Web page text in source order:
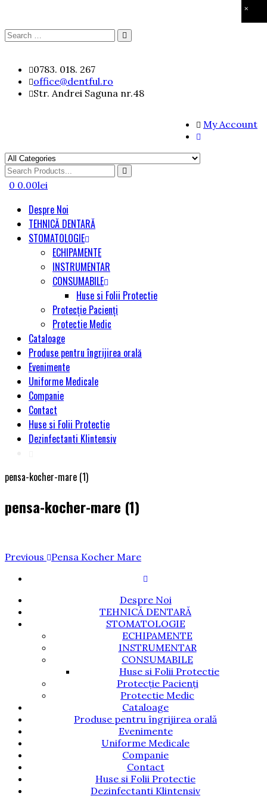
×
Search
content
0783. 018. 267
office@dentful.ro
Str. Andrei Saguna nr.48
My Account
Search
for
0 0.00lei
Despre Noi
TEHNICĂ DENTARĂ
STOMATOLOGIE
ECHIPAMENTE
INSTRUMENTAR
CONSUMABILE
Huse si Folii Protectie
Protecție Pacienți
Protectie Medic
Cataloage
Produse pentru îngrijirea orală
Evenimente
Uniforme Medicale
Companie
Contact
Huse si Folii Protectie
Dezinfectanti Klintensiv
pensa-kocher-mare (1)
pensa-kocher-mare (1)
Navigare
articole
Previous
Previous Pensa Kocher Mare
Despre Noi
TEHNICĂ DENTARĂ
STOMATOLOGIE
ECHIPAMENTE
INSTRUMENTAR
CONSUMABILE
Huse si Folii Protectie
Protecție Pacienți
Protectie Medic
Cataloage
Produse pentru îngrijirea orală
Evenimente
Uniforme Medicale
Companie
Contact
Huse si Folii Protectie
Dezinfectanti Klintensiv